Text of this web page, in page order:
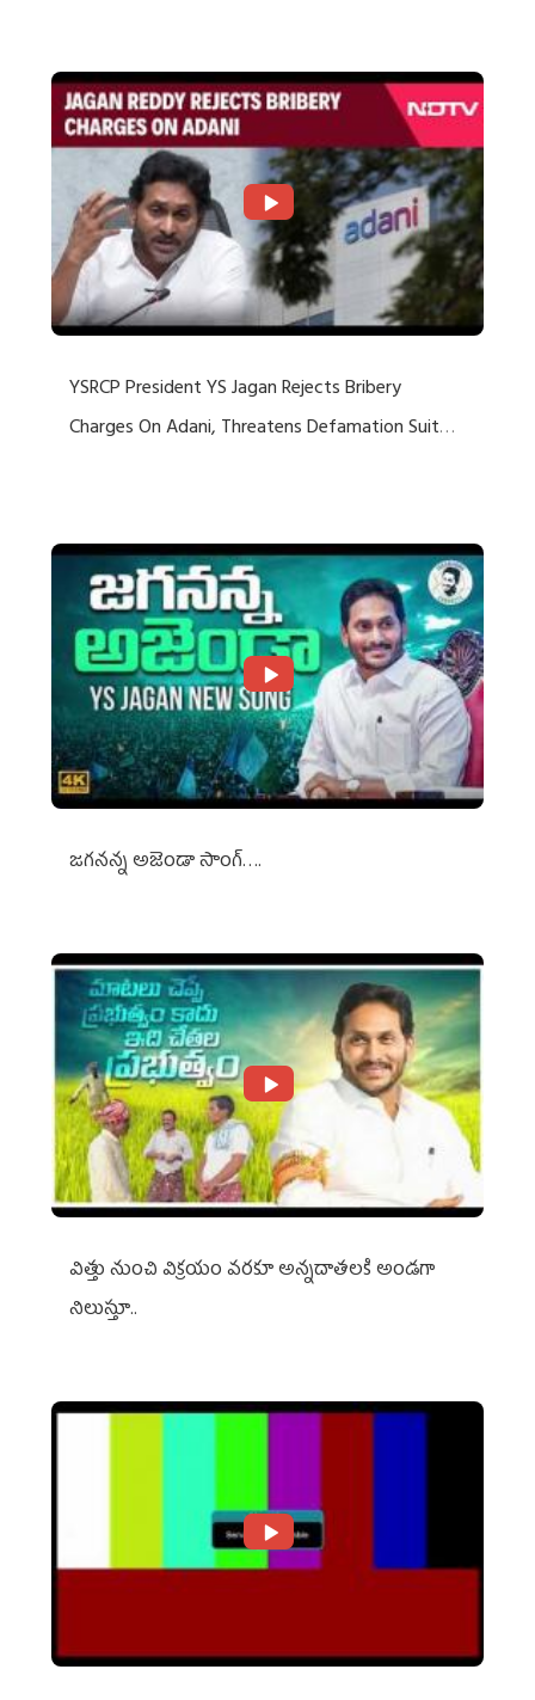
YSRCP President YS Jagan Rejects Bribery
Charges On Adani, Threatens Defamation Suit
జగనన్న అజెండా సాంగ్….
విత్తు నుంచి విక్రయం వరకూ అన్నదాతలకి అండగా
నిలుస్తూ..